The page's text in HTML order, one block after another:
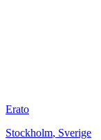
Erato
Stockholm, Sverige